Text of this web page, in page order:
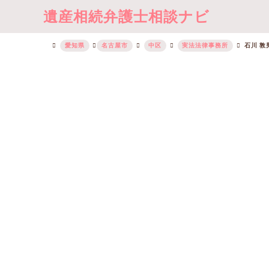
遺産相続弁護士相談ナビ
愛知県 名古屋市 中区 実法法律事務所 石川 敦